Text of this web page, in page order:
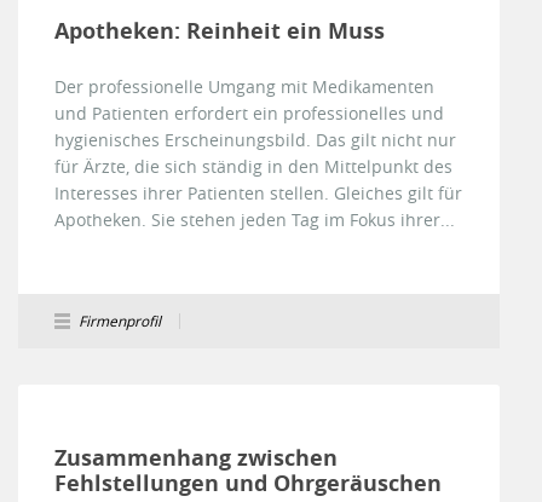
Apotheken: Reinheit ein Muss
Der professionelle Umgang mit Medikamenten
und Patienten erfordert ein professionelles und
hygienisches Erscheinungsbild. Das gilt nicht nur
für Ärzte, die sich ständig in den Mittelpunkt des
Interesses ihrer Patienten stellen. Gleiches gilt für
Apotheken. Sie stehen jeden Tag im Fokus ihrer...
Firmenprofil
Zusammenhang zwischen
Fehlstellungen und Ohrgeräuschen